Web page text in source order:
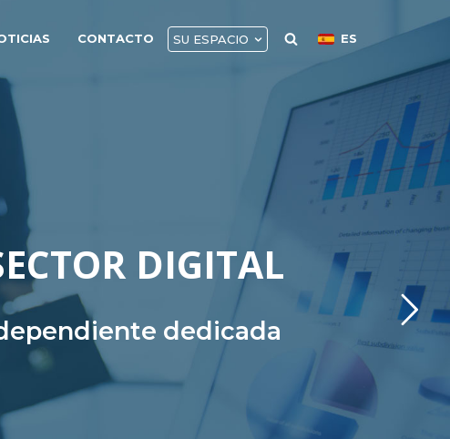
CONTACTO SU ESPACIO ES
dedicada
DIGITAL